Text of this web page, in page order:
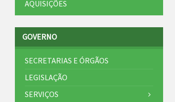
AQUISIÇÕES
GOVERNO
SECRETARIAS E ÓRGÃOS
LEGISLAÇÃO
SERVIÇOS